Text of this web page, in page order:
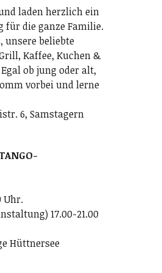
laden herzlich ein
für die ganze Familie.
unsere beliebte
Kaffee, Kuchen &
ob jung oder alt,
vorbei und lerne
6, Samstagern
Uhr.
17.00-21.00
Hüttnersee